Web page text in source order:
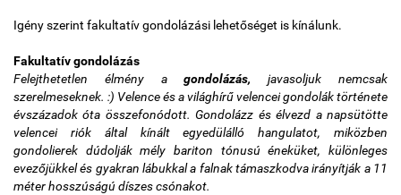
Igény szerint fakultatív gondolázási lehetőséget is kínálunk.
Fakultatív gondolázás
Felejthetetlen élmény agondolázás, javasoljuk nemcsak
szerelmeseknek. :) Velence és a világhírű velencei gondolák története
évszázadok óta összefonódott. Gondolázz és élvezd a napsütötte
velencei riók által kínált egyedülálló hangulatot, miközben
gondolierek dúdolják mély bariton tónusú éneküket, különleges
evezőjükkel és gyakran lábukkal a falnak támaszkodva irányítják a 11
méter hosszúságú díszes csónakot.